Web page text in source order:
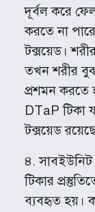
দূর্বল করে
করতে না
টক্সয়েড।
তখন শরীর
প্রশমন করতে
DTaP টিকা
টক্সয়েড
৪.
টিকার
ব্যবহৃত হয়।